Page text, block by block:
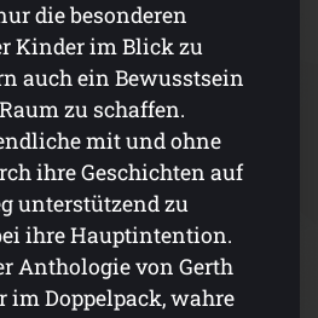
die besonderen
Kinder im Blick zu
auch ein Bewusstsein
zu schaffen.
mit und ohne
ihre Geschichten auf
unterstützend zu
ihre Hauptintention.
Anthologie von Gerth
im Doppelpack, wahre